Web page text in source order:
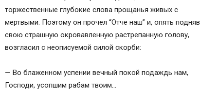
торжественные глубокие слова прощанья живых с
мертвыми. Поэтому он прочел “Отче наш” и, опять подняв
свою страшную окровавленную растрепанную голову,
возгласил с неописуемой силой скорби:
— Во блаженном успении вечный покой подаждь нам,
Господи, усопшим рабам твоим…